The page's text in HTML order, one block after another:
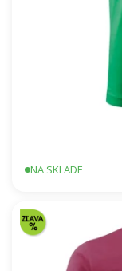
NA SKLADE